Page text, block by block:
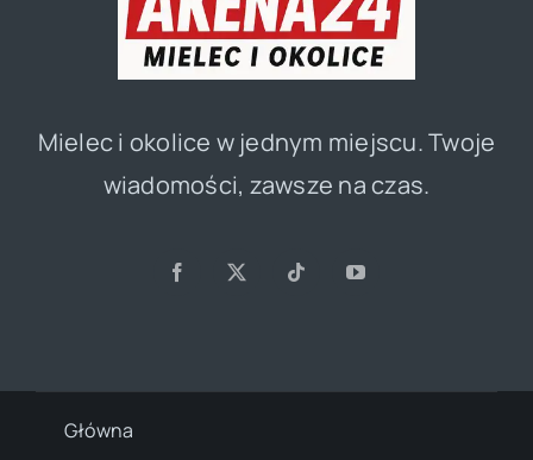
Mielec i okolice w jednym miejscu. Twoje
wiadomości, zawsze na czas.
Główna